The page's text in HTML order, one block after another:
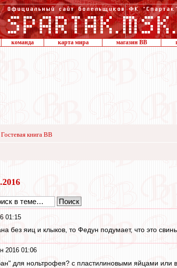
команда карта мира магазин ВВ
Гостевая книга ВВ
01:15
без яиц и клыков, то Федун подумает, что это
2016 01:06
для нольтрофея? с пластилиновыми яйцами или